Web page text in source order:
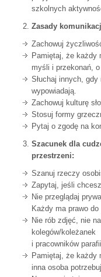
szkolnych
Zasady
Zachowuj
Pamiętaj, że każdy
myśli i przekonań,
Słuchaj innych,
wypowiadają.
Zachowuj kulturę
Stosuj formy
Pytaj o zgodę na
Szacunek dla
przestrzeni:
Szanuj rzeczy
Zapytaj, jeśli
Nie przeglądaj
Każdy ma prawo do
Nie rób zdjęć, nie
kolegów/koleżanek
i pracowników
Pamiętaj, że każdy
inna osoba